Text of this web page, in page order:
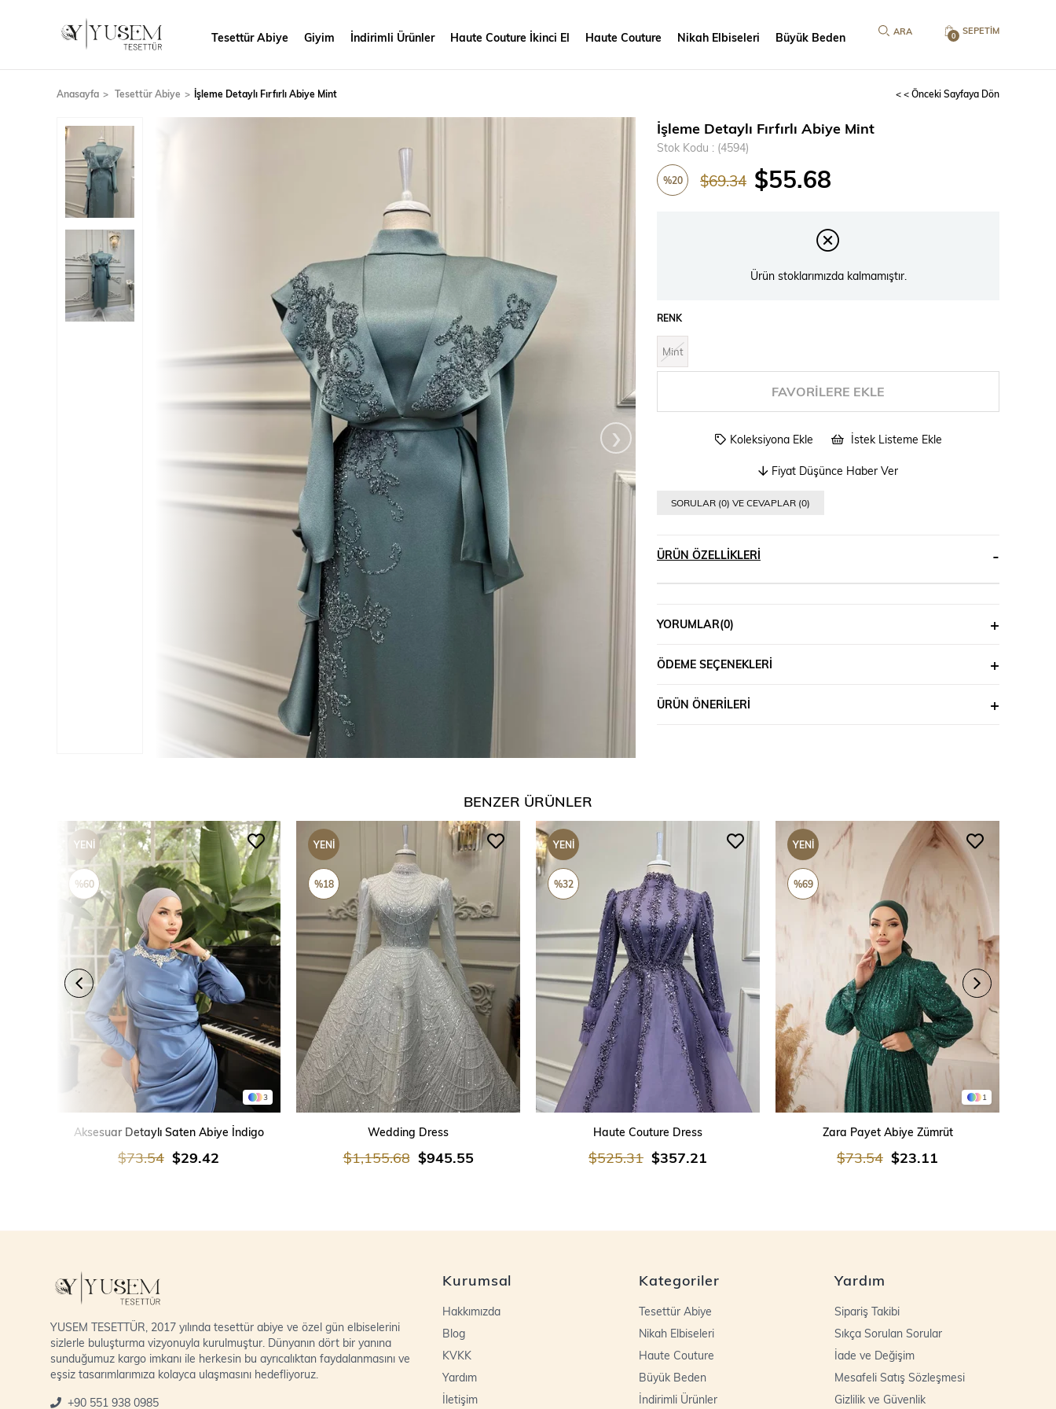
SEPETIM
0
Tesettür Abiye Giyim İndirimli Ürünler Haute Couture İkinci El Haute Couture Nikah Elbiseleri Büyük Beden
Anasayfa Tesettür Abiye İşleme Detaylı Fırfırlı Abiye Mint < < Önceki Sayfaya Dön
›
İşleme Detaylı Fırfırlı Abiye Mint
Stok Kodu (4594)
%20 $69.34 $55.68
Ürün stoklarımızda kalmamıştır.
RENK
Mint
FAVORILERE EKLE
Koleksiyona Ekle İstek Listeme Ekle
Fiyat Düşünce Haber Ver
SORULAR (0) VE CEVAPLAR (0)
ÜRÜN ÖZELLIKLERI
YORUMLAR(0)
ÖDEME SEÇENEKLERI
ÜRÜN ÖNERILERI
BENZER ÜRÜNLER
3
Aksesuar Detaylı Saten Abiye İndigo
$29.42
$73.54
YENI
ÜRÜN
%60
Wedding Dress
$945.55
$1,155.68
YENI
ÜRÜN
%18
Haute Couture Dress
$357.21
$525.31
YENI
ÜRÜN
%32
1
Zara Payet Abiye Zümrüt
$23.11
$73.54
YENI
ÜRÜN
%69
YUSEM TESETTÜR, 2017 yılında tesettür abiye ve özel gün elbiselerini
sizlerle buluşturma vizyonuyla kurulmuştur. Dünyanın dört bir yanına
sunduğumuz kargo imkanı ile herkesin bu ayrıcalıktan faydalanmasını ve
eşsiz tasarımlarımıza kolayca ulaşmasını hedefliyoruz.
+90 551 938 0985
Kurumsal
Hakkımızda
Blog
KVKK
Yardım
İletişim
Kategoriler
Tesettür Abiye
Nikah Elbiseleri
Haute Couture
Büyük Beden
İndirimli Ürünler
Yardım
Sipariş Takibi
Sıkça Sorulan Sorular
İade ve Değişim
Mesafeli Satış Sözleşmesi
Gizlilik ve Güvenlik